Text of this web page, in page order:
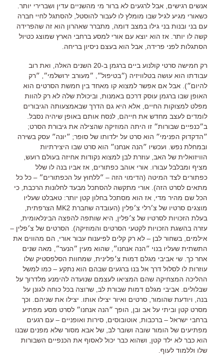
אנשים רגישים
אבל לרגעים לא ברור מי מהשניים עדין ושברירי יותר
כשאורי מגיע לגיל שבו מומלץ לו לעבור להוסטל להסתגל לחיי חברה
עם בני ובנות בני גילו במצב דומה
מתברר שאהרון הוא זה שהפרידה
קשה לו יותר אז הוא יוצא עם אורי למסע ברחבי הארץ שמוצג כטיול
הסתגלות לפני פרידה
אבל הוא בעצם ניסיון בריחה
רק חמישה סרטי קולנוע ביים ברגמן ב-20 השנים האלה
ואת רוב
עבודתו הוא עושה בטלוויזיה (״בטיפול״ ״מעורב ירושלמי״
״רק
להיום״). אבל אם אפשר למצוא קו מאחד בין חמשת הסרטים הוא
האופן שבו ברגמן עוסק דרכם באמנות וביכולת שלה לא רק להוות
מפלט למצוקות החיים
אלא היא גם הדרך שבאמצעותה הגיבורים
לומדים לעצב מחדש את חייהם לנסח אותם באופן שיהיה נסבל
ב״כנפיים שבורות״ זו היתה המוזיקה שהצילה את גיבורת הסרט;
״הדקדוק הפנימי״ הוא סרט על ילדותו של סופר; ״יונה״ עסק בשירה
ובמחלת נפש ועכשיו ״הנה אנחנו״ הוא סרט שבו היצירתיות
הוויזואלית של האב עוזרת לבן למצוא נקודות אחיזה בעולם רועש
מציף ומבלבל עבורו
אורי אוהב כפתורים
אז אביו בנה לו שלל
כפתורים לצד המיטה (הדימוי הזה – ״ללחוץ על הכפתורים״ – כל כל
מתאים לסרט הזה)
אורי מתקשה להסתכל מבעד לחלונות הרכבת כי
הכל שם מהיר מדי
אז הוא מסתכל בחלון קטן יותר: טאבלט שעליו
מוצגים סרטיו של צ׳רלי צ׳פלין (העובדה שחברת MK2 הצרפתית
בעלת הזכויות לסרטיו של צ׳פלין
היא שותפה להפצה הבינלאומית,
עזרה בהשגת הזכויות לקטעי הסרטים והמוזיקה). הסרטים של צ׳פלין –
אילמים בשחור לבן – לא רק קלים לפיענוח עבור אורי
הם מהווים את
התשתית שעליו בנוי ״הנה אנחנו״ שהוא מעין ״הנער״
מאה שנים
אחר כך שי אביבי מגלם דמות צ׳פלינית שמחוות הסלפסטיק שלו
עוזרות לו לסלול דרך אל בנו ברגעים שבהם הוא נתקע – כמו למשל
ההליכה המצחיקה שהם המציאו לעצמם שנועדה להימנע מלדרוך על
שבלולים
אביבי מגלם דמות שבורת לב שרוצה בכל כוחה לגונן על
בנה
ויודעת שהומור סרטים ואיור יצילו אותו יצילו את שניהם
וכך
מסרט קטן וביתי על אב ובן
הופך ״הנה אנחנו״ לסרט מסע מפתיע
ברחבי ישראל – ברכבות, אוטובוסים, סירות ואופניים – עם רגעים
מפתיעים של הומור שובה ושובר לב של אבא מסור שלא מפנים שבנו
הוא כבר לא ילד קטן
ושהוא כבר יכול לאסוף את הכנפיים השבורות
שלו וללמוד לעוף